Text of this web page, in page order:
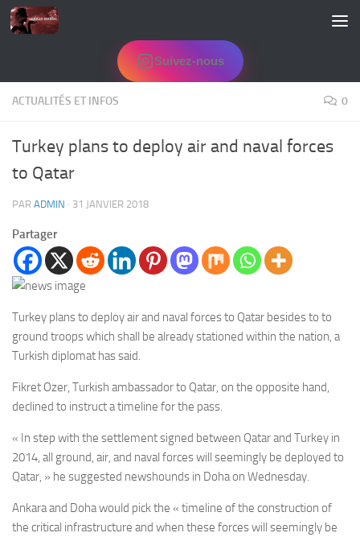
Skip to content
Suivez-nous
ACTUALITÉS ET INFOS 0
Turkey plans to deploy air and naval forces
to Qatar
PAR ADMIN · 31 JANVIER 2018
Partager
Turkey plans to deploy air and naval forces to Qatar besides to to
ground troops which shall be already stationed within the nation, a
Turkish diplomat has said.
Fikret Ozer, Turkish ambassador to Qatar, on the opposite hand,
declined to instruct a timeline for the pass.
« In step with the settlement signed between Qatar and Turkey in
2014, all ground, air, and naval forces will seemingly be deployed to
Qatar, » he suggested newshounds in Doha on Wednesday.
Ankara and Doha would pick the « timeline of the construction of
the critical infrastructure and when these forces will seemingly be